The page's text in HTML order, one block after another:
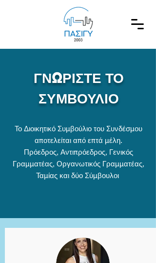
ΓΝΩΡΙΣΤΕ ΤΟ
ΣΥΜΒΟΥΛΙΟ
Το Διοικητικό Συμβούλιο του Συνδέσμου
αποτελείται από επτά μέλη.
Πρόεδρος, Αντιπρόεδρος, Γενικός
Γραμματέας, Οργανωτικός Γραμματέας,
Ταμίας και δύο Σύμβουλοι